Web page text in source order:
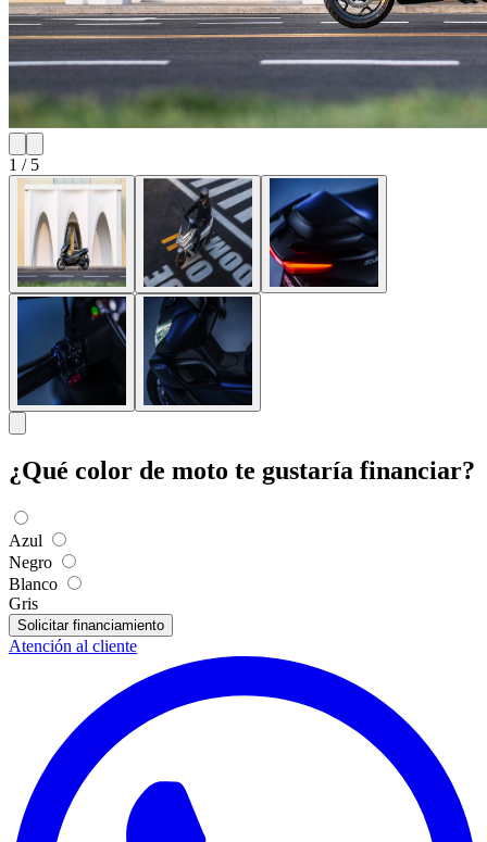
1 / 5
¿Qué color de moto te gustaría financiar?
Azul
Negro
Blanco
Gris
Solicitar financiamiento
Atención al cliente